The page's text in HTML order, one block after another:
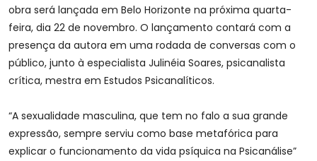
obra será lançada em Belo Horizonte na próxima quarta-
feira, dia 22 de novembro. O lançamento contará com a
presença da autora em uma rodada de conversas com o
público, junto à especialista Julinéia Soares, psicanalista
crítica, mestra em Estudos Psicanalíticos.
“A sexualidade masculina, que tem no falo a sua grande
expressão, sempre serviu como base metafórica para
explicar o funcionamento da vida psíquica na Psicanálise”